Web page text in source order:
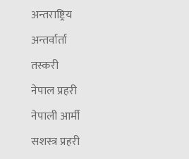
अन्तराष्ट्रिय
अन्तर्वार्ता
तस्करी
नेपाल प्रहरी
नेपाली आर्मी
सशस्त्र प्रहरी